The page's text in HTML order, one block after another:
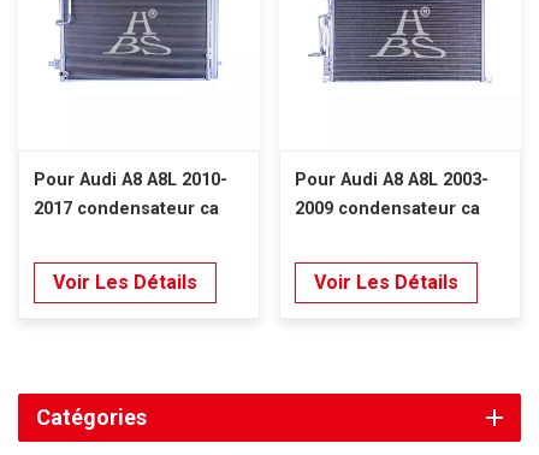
Pour Audi A8 A8L 2010-
2017 condensateur ca
Voir Les Détails
Pour Audi A8 A8L 2003-
2009 condensateur ca
Voir Les Détails
Catégories